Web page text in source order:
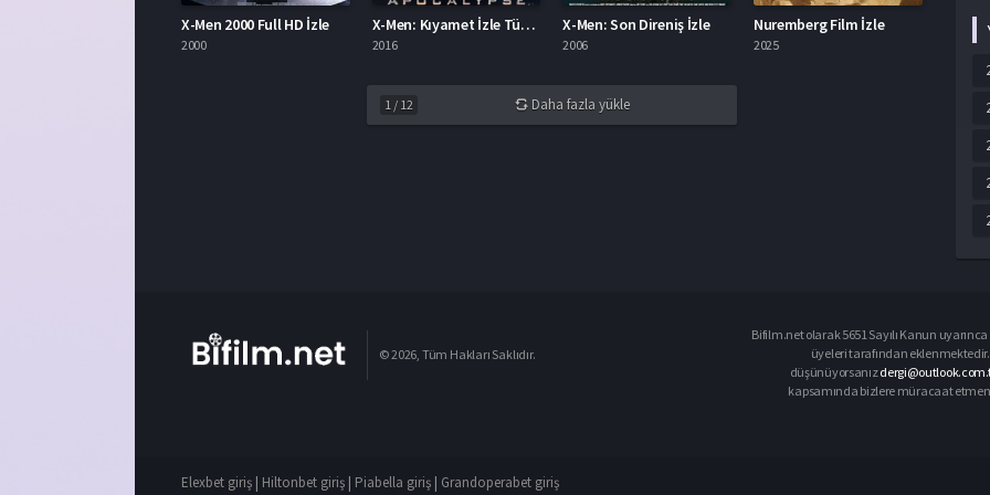
X-Men 2000 Full HD İzle
2000
X-Men: Kıyamet İzle Türkçe Dublaj
2016
X-Men: Son Direniş İzle
2006
Nuremberg Film İzle
2025
1 / 12 Daha fazla yükle
© 2026, Tüm Hakları Saklıdır.
Bifilm.net olarak 5651 Sayılı Kanun
üyeleri tarafından
düşünüyorsanız
kapsamında bizlere müracaat
Elexbet giriş | Hiltonbet giriş | Piabella giriş | Grandoperabet giriş